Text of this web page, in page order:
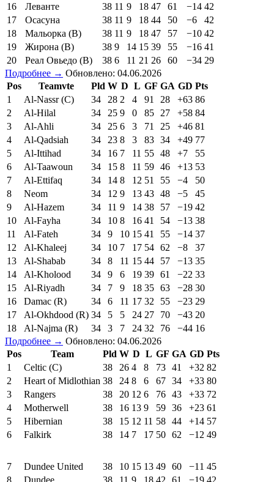
16
Леванте 38 11 9 18 47 61 −14 42
17
Осасуна 38 11 9 18 44 50 −6
42
18
Мальорка (В) 38 11 9 18 47 57 −10 42
19
Жирона (В) 38 9 14 15 39 55 −16 41
20
Реал Овьедо (В) 38 6 11 21 26 60 −34 29
Подробнее → Обновлено: 04.06.2026
Pos
Teamvte Pld W D L GF GA GD Pts
1
Al-Nassr (C) 34 28 2 4 91 28 +63 86
2
Al-Hilal 34 25 9 0 85 27 +58 84
3
Al-Ahli 34 25 6 3 71 25 +46 81
4
Al-Qadsiah 34 23 8 3 83 34 +49 77
5
Al-Ittihad 34 16 7 11 55 48 +7
55
6
Al-Taawoun 34 15 8 11 59 46 +13 53
7
Al-Ettifaq 34 14 8 12 51 55 −4
50
8
Neom 34 12 9 13 43 48 −5
45
9
Al-Hazem 34 11 9 14 38 57 −19 42
10
Al-Fayha 34 10 8 16 41 54 −13 38
11
Al-Fateh 34 9 10 15 41 55 −14 37
12
Al-Khaleej 34 10 7 17 54 62 −8
37
13
Al-Shabab 34 8 11 15 44 57 −13 35
14
Al-Kholood 34 9 6 19 39 61 −22 33
15
Al-Riyadh 34 7 9 18 35 63 −28 30
16
Damac (R) 34 6 11 17 32 55 −23 29
17
Al-Okhdood (R) 34 5 5 24 27 70 −43 20
18
Al-Najma (R) 34 3 7 24 32 76 −44 16
Подробнее → Обновлено: 04.06.2026
Pos
Team Pld W D L GF GA GD Pts
1
Celtic (C) 38 26 4 8 73 41 +32 82
2
Heart of Midlothian 38 24 8 6 67 34 +33 80
3
Rangers 38 20 12 6 76 43 +33 72
4
Motherwell 38 16 13 9 59 36 +23 61
5
Hibernian 38 15 12 11 58 44 +14 57
6
Falkirk 38 14 7 17 50 62 −12 49
7 Dundee United 38 10 15 13 49 60 −11 45
8
Dundee 38 11 9 18 42 61 −19 42